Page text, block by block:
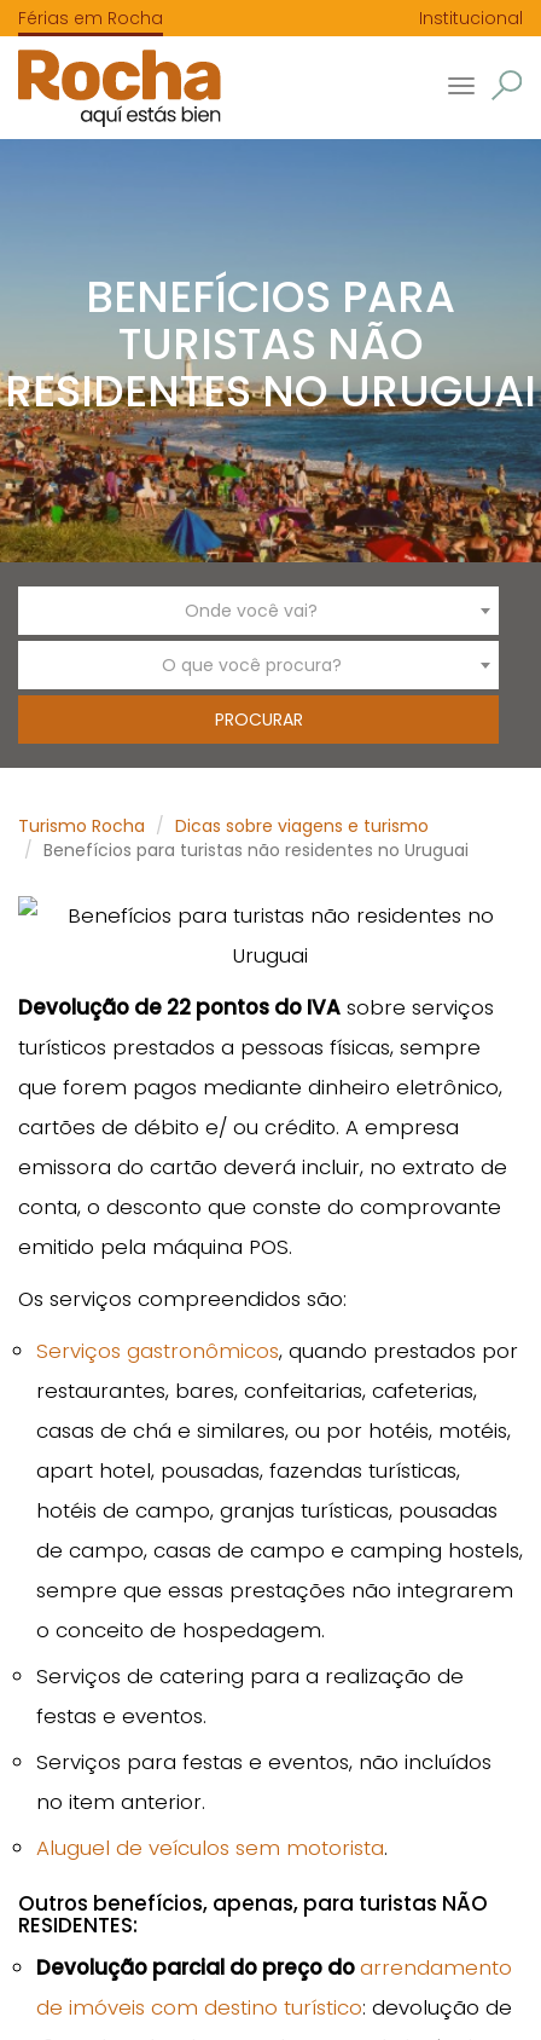
Férias em Rocha Institucional
Toggle
BENEFÍCIOS PARA
TURISTAS NÃO
RESIDENTES NO URUGUAI
Onde você vai?
O que você procura?
Turismo Rocha
Dicas sobre viagens e turismo
Benefícios para turistas não residentes no Uruguai
Devolução de 22 pontos do IVA sobre serviços
turísticos prestados a pessoas físicas, sempre
que forem pagos mediante dinheiro eletrônico,
cartões de débito e/ ou crédito. A empresa
emissora do cartão deverá incluir, no extrato de
conta, o desconto que conste do comprovante
emitido pela máquina POS.
Os serviços compreendidos são:
Serviços gastronômicos, quando prestados por
restaurantes, bares, confeitarias, cafeterias,
casas de chá e similares, ou por hotéis, motéis,
apart hotel, pousadas, fazendas turísticas,
hotéis de campo, granjas turísticas, pousadas
de campo, casas de campo e camping hostels,
sempre que essas prestações não integrarem
o conceito de hospedagem.
Serviços de catering para a realização de
festas e eventos.
Serviços para festas e eventos, não incluídos
no item anterior.
Aluguel de veículos sem motorista.
Outros benefícios, apenas, para turistas NÃO
RESIDENTES:
Devolução parcial do preço doarrendamento
de imóveis com destino turístico: devolução de